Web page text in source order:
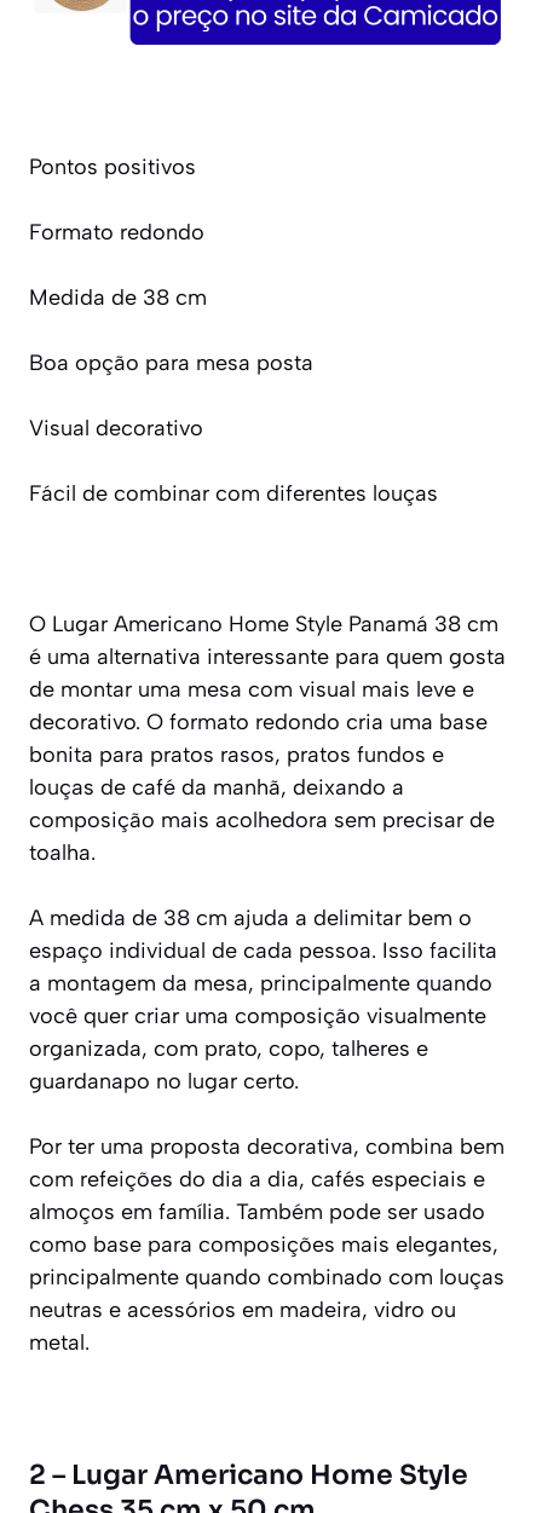
Pontos positivos
Formato redondo
Medida de 38 cm
Boa opção para mesa posta
Visual decorativo
Fácil de combinar com diferentes louças
O Lugar Americano Home Style Panamá 38 cm
é uma alternativa interessante para quem gosta
de montar uma mesa com visual mais leve e
decorativo. O formato redondo cria uma base
bonita para pratos rasos, pratos fundos e
louças de café da manhã, deixando a
composição mais acolhedora sem precisar de
toalha.
A medida de 38 cm ajuda a delimitar bem o
espaço individual de cada pessoa. Isso facilita
a montagem da mesa, principalmente quando
você quer criar uma composição visualmente
organizada, com prato, copo, talheres e
guardanapo no lugar certo.
Por ter uma proposta decorativa, combina bem
com refeições do dia a dia, cafés especiais e
almoços em família. Também pode ser usado
como base para composições mais elegantes,
principalmente quando combinado com louças
neutras e acessórios em madeira, vidro ou
metal.
2 – Lugar Americano Home Style